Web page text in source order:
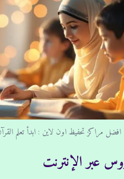
افضل مراكز تحفيظ اون لاين : ابدأ تعلم
عبر الإنترنت